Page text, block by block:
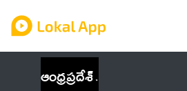
ఆంధ్రప్రదేశ్